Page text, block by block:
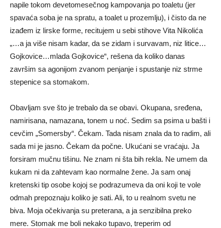
napile tokom devetomesečnog kampovanja po toaletu (jer
spavaća soba je na spratu, a toalet u prozemlju), i čisto da ne
izađem iz lirske forme, recitujem u sebi stihove Vita Nikolića
„…a ja više nisam kadar, da se zidam i survavam, niz litice…
Gojkovice…mlada Gojkovice“, rešena da koliko danas
završim sa agonijom zvanom penjanje i spustanje niz strme
stepenice sa stomakom.
Obavljam sve što je trebalo da se obavi. Okupana, sređena,
namirisana, namazana, tonem u noć. Sedim sa psima u bašti i
cevčim „Somersby“. Čekam. Tada nisam znala da to radim, ali
sada mi je jasno. Čekam da počne. Ukućani se vraćaju. Ja
forsiram mučnu tišinu. Ne znam ni šta bih rekla. Ne umem da
kukam ni da zahtevam kao normalne žene. Ja sam onaj
kretenski tip osobe kojoj se podrazumeva da oni koji te vole
odmah prepoznaju koliko je sati. Ali, to u realnom svetu ne
biva. Moja očekivanja su preterana, a ja senzibilna preko
mere. Stomak me boli nekako tupavo, treperim od